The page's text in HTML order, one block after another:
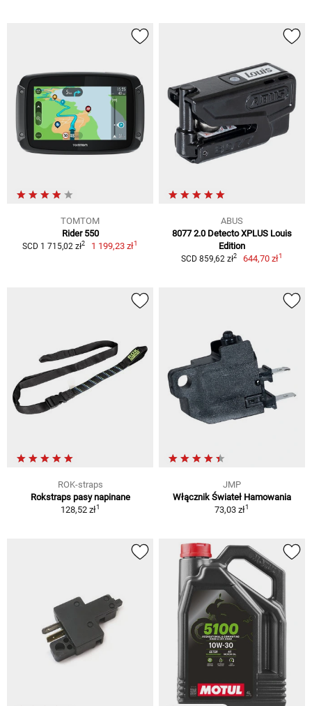
TOMTOM
Rider 550
SCD 1 715,02 zł2 1 199,23 zł1
ABUS
8077 2.0 Detecto XPLUS Louis
Edition
SCD 859,62 zł2 644,70 zł1
ROK-straps
Rokstraps pasy napinane
128,52 zł1
JMP
Włącznik Świateł Hamowania
73,03 zł1